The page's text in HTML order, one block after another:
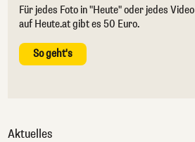
Für jedes Foto in "Heute" oder jedes Video
auf Heute.at gibt es 50 Euro.
So geht's
Aktuelles